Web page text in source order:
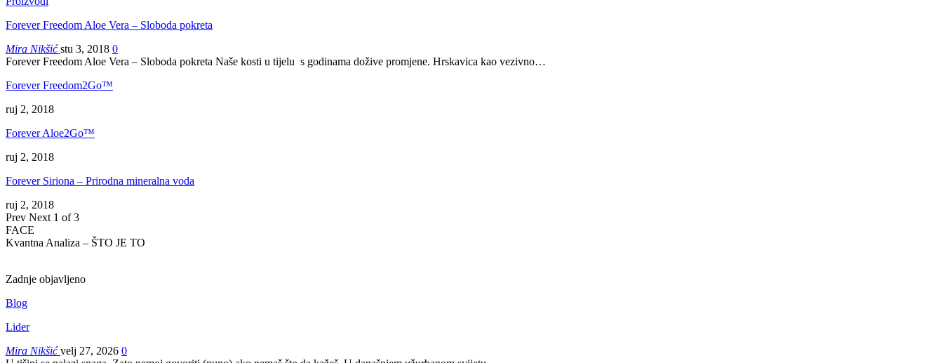
Forever Freedom Aloe Vera – Sloboda pokreta
Mira Nikšićstu 3, 2018 0
Forever Freedom Aloe Vera – Sloboda pokreta Naše kosti u tijelu s godinama dožive promjene. Hrskavica kao vezivno…
Forever Freedom2Go™
ruj 2, 2018
Forever Aloe2Go™
ruj 2, 2018
Forever Siriona – Prirodna mineralna voda
ruj 2, 2018
Prev Next 1 of 3
FACE
Kvantna Analiza – ŠTO JE TO
Zadnje objavljeno
Blog
Lider
Mira Nikšićvelj 27, 2026 0